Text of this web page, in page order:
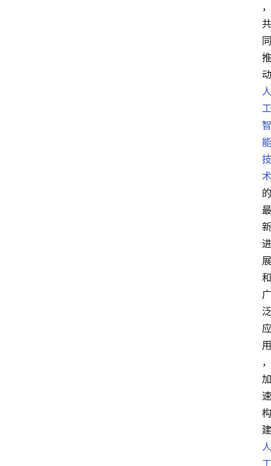
，
共
同
推
动
人
工
智
能
技
术
的
最
新
进
展
和
广
泛
应
用
，
加
速
构
建
人
工